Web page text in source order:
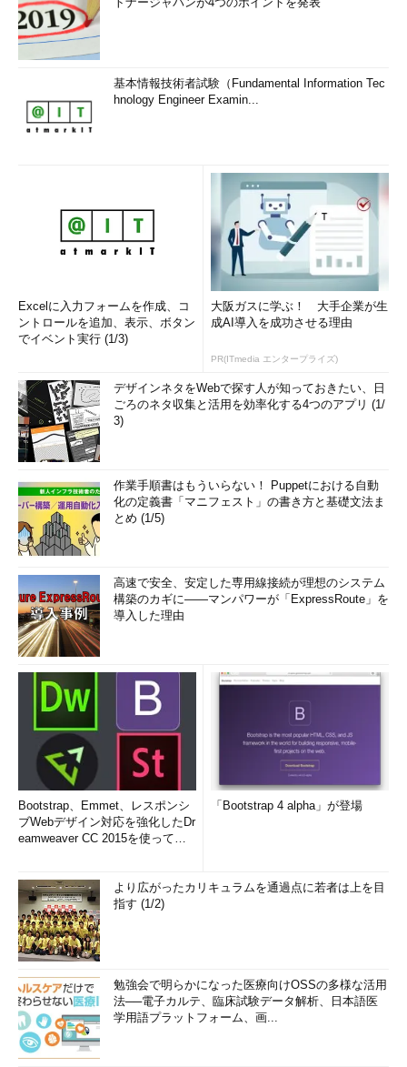
基本情報技術者試験（Fundamental Information Tec
hnology Engineer Examin...
Excelに入力フォームを作成、コ
ントロールを追加、表示、ボタン
でイベント実行 (1/3)
大阪ガスに学ぶ！ 大手企業が生
成AI導入を成功させる理由
PR(ITmedia エンタープライズ)
デザインネタをWebで探す人が知っておきたい、日
ごろのネタ収集と活用を効率化する4つのアプリ (1/
3)
作業手順書はもういらない！ Puppetにおける自動
化の定義書「マニフェスト」の書き方と基礎文法ま
とめ (1/5)
高速で安全、安定した専用線接続が理想のシステム
構築のカギに――マンパワーが「ExpressRoute」を
導入した理由
Bootstrap、Emmet、レスポンシ
ブWebデザイン対応を強化したDr
eamweaver CC 2015を使って
「Bootstrap 4 alpha」が登場
より広がったカリキュラムを通過点に若者は上を目
指す (1/2)
勉強会で明らかになった医療向けOSSの多様な活用
法──電子カルテ、臨床試験データ解析、日本語医
学用語プラットフォーム、画...